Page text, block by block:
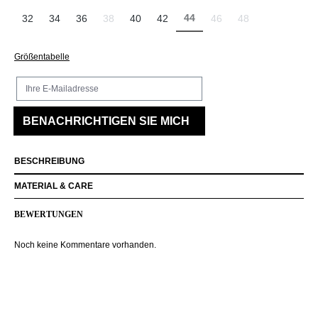
32 34 36 38 40 42 44 46 48
Größentabelle
Ihre E-Mailadresse
BENACHRICHTIGEN SIE MICH
BESCHREIBUNG
MATERIAL & CARE
BEWERTUNGEN
Noch keine Kommentare vorhanden.